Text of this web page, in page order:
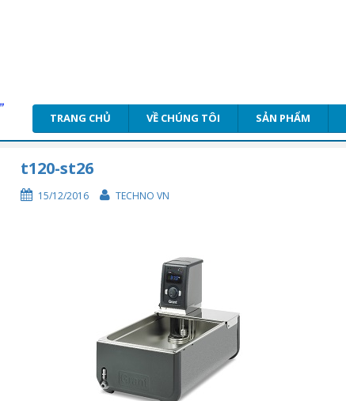
TRANG CHỦ VỀ CHÚNG TÔI SẢN PHẨM
t120-st26
15/12/2016 TECHNO VN